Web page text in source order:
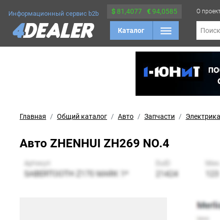
Информационный сервис b2b $ 81,4077 €94,0585
Каталог
О
Поиск
Главная Общий каталог Авто Запчасти Электрика
Авто ZHENHUI ZH269 NO.4